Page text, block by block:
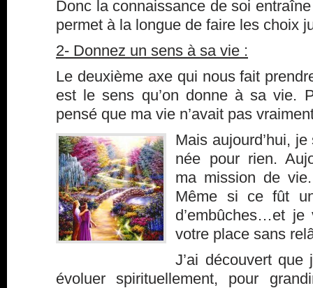
Donc la connaissance de soi
permet à la longue de faire les choix
2- Donnez un sens à sa vie :
Le deuxième axe qui nous fait
est le sens qu’on donne à sa vie.
pensé que ma vie n’avait pas
Mais aujourd’hui,
née pour rien.
ma mission de
Même si ce fût
d’embûches…et
votre place sans
J’ai découvert
évoluer spirituellement, pour